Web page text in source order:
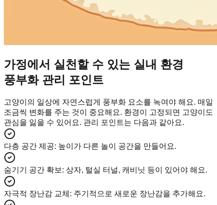
가정에서 실천할 수 있는 실내 환경
풍부화 관리 포인트
고양이의 일상에 자연스럽게 풍부화 요소를 녹여야 해요. 매일
조금씩 변화를 주는 것이 중요해요. 환경이 고정되면 고양이도
관심을 잃을 수 있어요. 관리 포인트는 다음과 같아요.
다층 공간 제공: 높이가 다른 놀이 공간을 만들어요.
숨기기 공간 확보 : 상자, 털실 터널, 캐비닛 등이 있어야 해요.
자극적 장난감 교체 : 주기적으로 새로운 장난감을 추가해요.